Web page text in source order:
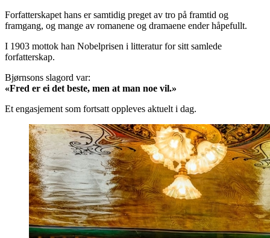
Forfatterskapet hans er samtidig preget av tro på framtid og
framgang, og mange av romanene og dramaene ender håpefullt.
I 1903 mottok han Nobelprisen i litteratur for sitt samlede
forfatterskap.
Bjørnsons slagord var:
«Fred er ei det beste, men at man noe vil.»
Et engasjement som fortsatt oppleves aktuelt i dag.